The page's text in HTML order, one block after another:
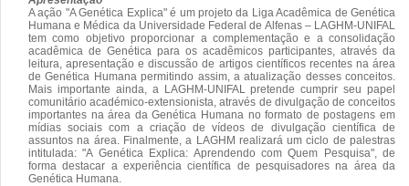
A ação "A Genética Explica" é um projeto da Liga Acadêmica de Genética
Humana e Médica da Universidade Federal de Alfenas – LAGHM-UNIFAL
tem como objetivo proporcionar a complementação e a consolidação
acadêmica de Genética para os acadêmicos participantes, através da
leitura, apresentação e discussão de artigos científicos recentes na área
de Genética Humana permitindo assim, a atualização desses conceitos.
Mais importante ainda, a LAGHM-UNIFAL pretende cumprir seu papel
comunitário académico-extensionista, através de divulgação de conceitos
importantes na área da Genética Humana no formato de postagens em
mídias sociais com a criação de vídeos de divulgação científica de
assuntos na área. Finalmente, a LAGHM realizará um ciclo de palestras
intitulada: "A Genética Explica: Aprendendo com Quem Pesquisa", de
forma destacar a experiência científica de pesquisadores na área da
Genética Humana.